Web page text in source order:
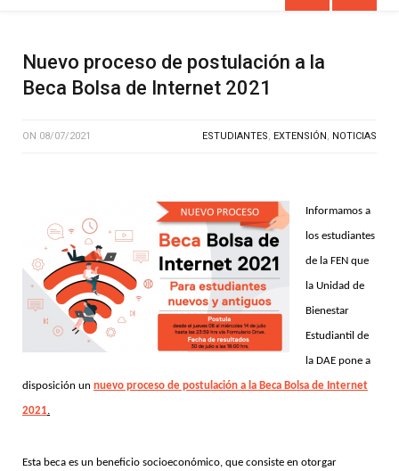
Nuevo proceso de postulación a la
Beca Bolsa de Internet 2021
ON 08/07/2021 ESTUDIANTES, EXTENSIÓN, NOTICIAS
Informamos a
los estudiantes
de la FEN que
la Unidad de
Bienestar
Estudiantil de
la DAE pone a
disposición un nuevo proceso de postulación a la Beca Bolsa de Internet
2021.
Esta beca es un beneficio socioeconómico, que consiste en otorgar